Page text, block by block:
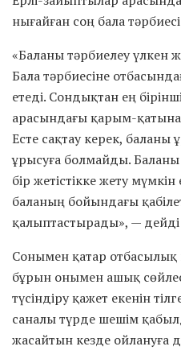
нығайған соң бала тәрбиесі
«Баланы тәрбиелеу үлкен
Бала тәрбиесіне
етеді. Сондықтан ең
арасындағы қарым-
Есте сақтау керек, баланы
ұрысуға болмайды.
бір жетістікке жету
баланың бойындағы
қалыптастырады», — дейді
Сонымен қатар отбасылық
бұрын онымен ашық
түсіндіру қажет екенін
саналы түрде шешім
жасайтын кезде ойлануға